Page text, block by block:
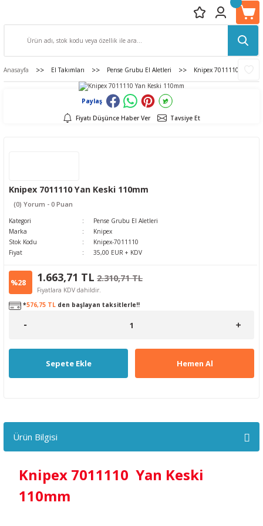
Anasayfa El Takımları Pense Grubu El Aletleri Knipex 7011110 Yan
Paylaş
Fiyatı Düşünce Haber Ver Tavsiye Et
Knipex 7011110 Yan Keski 110mm
(0) Yorum - 0 Puan
Kategori
Pense Grubu El Aletleri
Marka
Knipex
Stok Kodu
Knipex-7011110
Fiyat
35,00 EUR + KDV
%28 1.663,71 TL 2.310,71 TL
Fiyatlara KDV dahildir.
*576,75 TL den başlayan taksitlerle!!
Sepete Ekle Hemen Al
Ürün Bilgisi
Knipex 7011110 Yan Keski
110mm